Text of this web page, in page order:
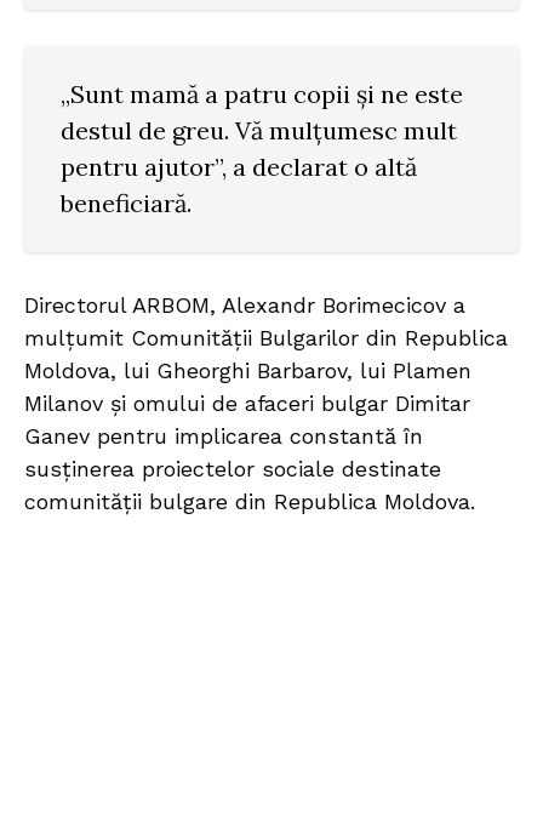
„Sunt mamă a patru copii și ne este
destul de greu. Vă mulțumesc mult
pentru ajutor”, a declarat o altă
beneficiară.
Directorul ARBOM, Alexandr Borimecicov a
mulțumit Comunității Bulgarilor din Republica
Moldova, lui Gheorghi Barbarov, lui Plamen
Milanov și omului de afaceri bulgar Dimitar
Ganev pentru implicarea constantă în
susținerea proiectelor sociale destinate
comunității bulgare din Republica Moldova.